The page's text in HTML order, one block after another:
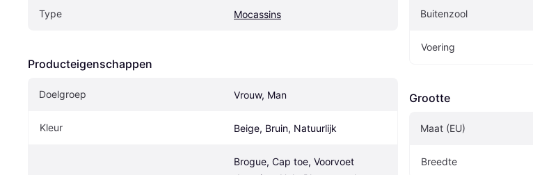
Type Mocassins
Producteigenschappen
Doelgroep Vrouw, Man
Kleur Beige, Bruin, Natuurlijk
Brogue, Cap toe, Voorvoet
Buitenzool
Voering
Grootte
Maat (EU)
Breedte